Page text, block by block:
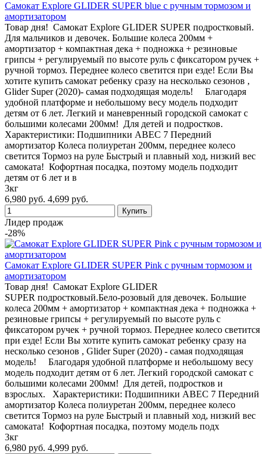
Самокат Explore GLIDER SUPER blue с ручным тормозом и
амортизатором
Товар дня! Самокат Explore GLIDER SUPER подростковый.
Для мальчиков и девочек. Большие колеса 200мм +
амортизатор + компактная дека + подножка + резиновые
грипсы + регулируемый по высоте руль c фиксатором ручек +
ручной тормоз. Переднее колесо светится при езде! Если Вы
хотите купить самокат ребенку сразу на несколько сезонов ,
Glider Super (2020)- самая подходящая модель! Благодаря
удобной платформе и небольшому весу модель подходит
детям от 6 лет. Легкий и маневренный городской самокат с
большими колесами 200мм! Для детей и подростков.
Характеристики: Подшипники ABEC 7 Передний
амортизатор Колеса полиуретан 200мм, переднее колесо
светится Тормоз на руле Быстрый и плавный ход, низкий вес
самоката! Кофортная посадка, поэтому модель подходит
детям от 6 лет и в
3кг
6,980 руб. 4,699 руб.
Лидер продаж
-28%
Самокат Explore GLIDER SUPER Pink с ручным тормозом и
амортизатором
Товар дня! Самокат Explore GLIDER
SUPER подростковый.Бело-розовый для девочек. Большие
колеса 200мм + амортизатор + компактная дека + подножка +
резиновые грипсы + регулируемый по высоте руль c
фиксатором ручек + ручной тормоз. Переднее колесо светится
при езде! Если Вы хотите купить самокат ребенку сразу на
несколько сезонов , Glider Super (2020) - самая подходящая
модель! Благодаря удобной платформе и небольшому весу
модель подходит детям от 6 лет. Легкий городской самокат с
большими колесами 200мм! Для детей, подростков и
взрослых. Характеристики: Подшипники ABEC 7 Передний
амортизатор Колеса полиуретан 200мм, переднее колесо
светится Тормоз на руле Быстрый и плавный ход, низкий вес
самоката! Кофортная посадка, поэтому модель подх
3кг
6,980 руб. 4,999 руб.